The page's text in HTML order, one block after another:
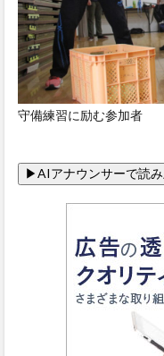
守備練習に励む参加者